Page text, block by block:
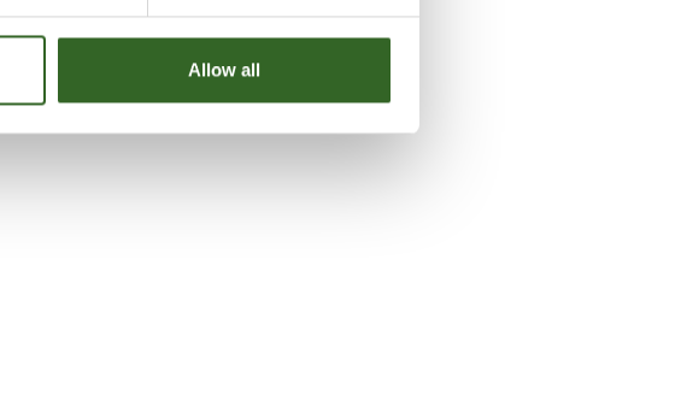
Allow all